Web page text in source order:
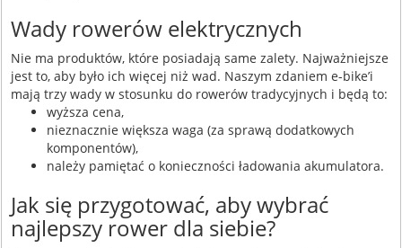
Wady rowerów elektrycznych
Nie ma produktów, które posiadają same zalety. Najważniejsze
jest to, aby było ich więcej niż wad. Naszym zdaniem e-bike’i
mają trzy wady w stosunku do rowerów tradycyjnych i będą to:
wyższa cena,
nieznacznie większa waga (za sprawą dodatkowych
komponentów),
należy pamiętać o konieczności ładowania akumulatora.
Jak się przygotować, aby wybrać
najlepszy rower dla siebie?